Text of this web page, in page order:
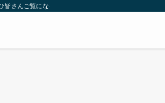
さんご覧になっていってください。